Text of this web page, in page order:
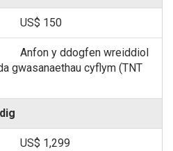
US$ 150
Anfon y ddogfen wreiddiol
gwasanaethau cyflym (TNT
US$ 1,299